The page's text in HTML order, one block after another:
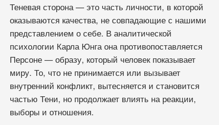
Теневая сторона — это часть личности, в которой
оказываются качества, не совпадающие с нашими
представлением о себе. В аналитической
психологии Карла Юнга она противопоставляется
Персоне — образу, который человек показывает
миру. То, что не принимается или вызывает
внутренний конфликт, вытесняется и становится
частью Тени, но продолжает влиять на реакции,
выборы и отношения.